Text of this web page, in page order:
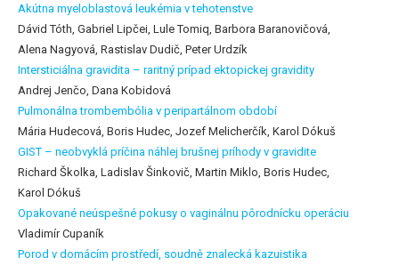
Akútna myeloblastová leukémia v tehotenstve
Dávid Tóth, Gabriel Lipčei, Lule Tomiq, Barbora Baranovičová,
Alena Nagyová, Rastislav Dudič, Peter Urdzík
Intersticiálna gravidita – raritný prípad ektopickej gravidity
Andrej Jenčo, Dana Kobidová
Pulmonálna trombembólia v peripartálnom období
Mária Hudecová, Boris Hudec, Jozef Melicherčík, Karol Dókuš
GIST – neobvyklá príčina náhlej brušnej príhody v gravidite
Richard Školka, Ladislav Šinkovič, Martin Miklo, Boris Hudec,
Karol Dókuš
Opakované neúspešné pokusy o vaginálnu pôrodnícku operáciu
Vladimír Cupaník
Porod v domácím prostředí, soudně znalecká kazuistika